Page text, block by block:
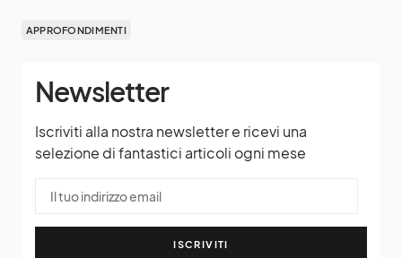
APPROFONDIMENTI
Newsletter
Iscriviti alla nostra newsletter e ricevi una
selezione di fantastici articoli ogni mese
ISCRIVITI